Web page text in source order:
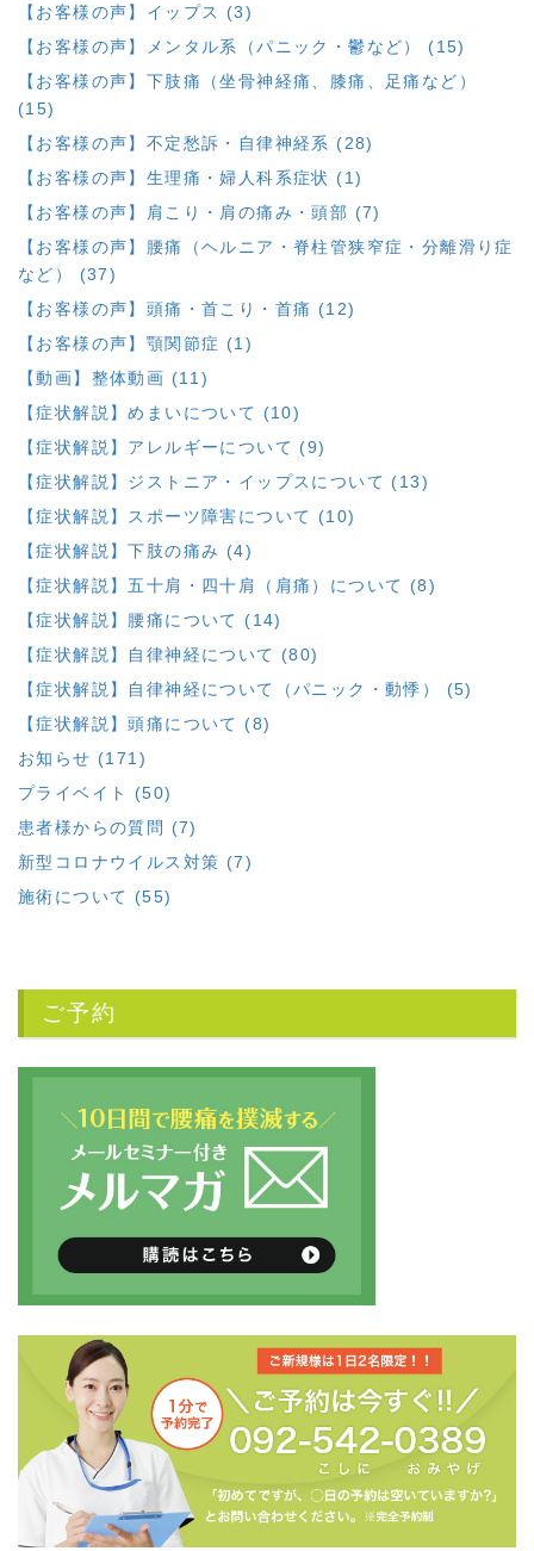
【お客様の声】イップス (3)
【お客様の声】メンタル系（パニック・鬱など） (15)
【お客様の声】下肢痛（坐骨神経痛、膝痛、足痛など）
(15)
【お客様の声】不定愁訴・自律神経系 (28)
【お客様の声】生理痛・婦人科系症状 (1)
【お客様の声】肩こり・肩の痛み・頭部 (7)
【お客様の声】腰痛（ヘルニア・脊柱管狭窄症・分離滑り症
など） (37)
【お客様の声】頭痛・首こり・首痛 (12)
【お客様の声】顎関節症 (1)
【動画】整体動画 (11)
【症状解説】めまいについて (10)
【症状解説】アレルギーについて (9)
【症状解説】ジストニア・イップスについて (13)
【症状解説】スポーツ障害について (10)
【症状解説】下肢の痛み (4)
【症状解説】五十肩・四十肩（肩痛）について (8)
【症状解説】腰痛について (14)
【症状解説】自律神経について (80)
【症状解説】自律神経について（パニック・動悸） (5)
【症状解説】頭痛について (8)
お知らせ (171)
プライベイト (50)
患者様からの質問 (7)
新型コロナウイルス対策 (7)
施術について (55)
ご予約